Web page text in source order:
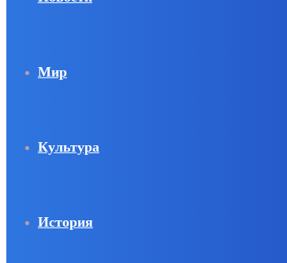
Мир
Культура
История